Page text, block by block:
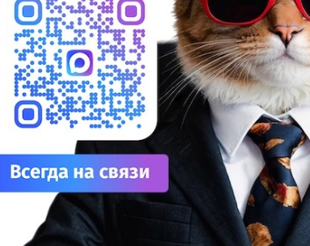
длинный символ 2025 года создали с
3D-печати
ТЕГИ Робототехника | 3D-печать |
«Робостанции» на ВДНХ создали самую большую в
печатную модель змеи.
далее